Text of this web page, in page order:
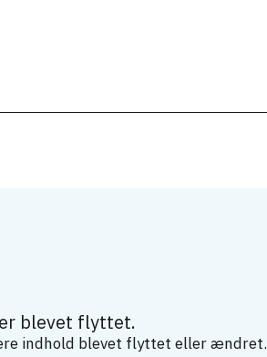
blevet flyttet.
indhold blevet flyttet eller ændret.